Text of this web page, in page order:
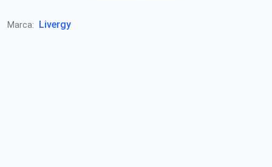
Marca: Livergy